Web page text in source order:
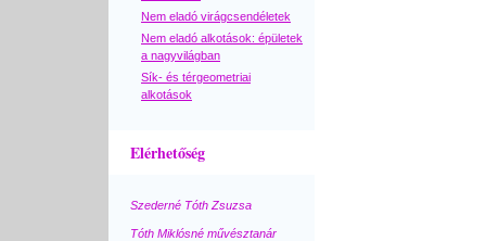
Nem eladó virágcsendéletek
Nem eladó alkotások: épületek
a nagyvilágban
Sík- és térgeometriai
alkotások
Elérhetőség
Szederné Tóth Zsuzsa
Tóth Miklósné művésztanár